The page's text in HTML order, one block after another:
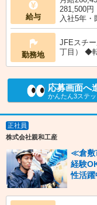
給与
281,500円
入社5年
勤務地
JFEスチ
丁目） ◆
応募画面へ
かんたん3ステッ
正社員
株式会社親和工産
≪倉敷
経験
性活躍